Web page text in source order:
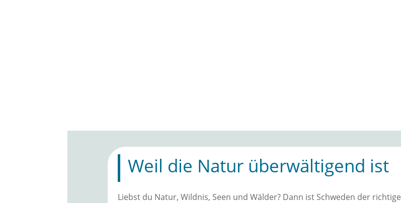
Weil die Natur überwältigend ist
Liebst du Natur, Wildnis, Seen und Wälder? Dann ist Schweden der richtige